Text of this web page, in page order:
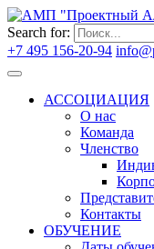
Search for:
+7 495 156-20-94
АССОЦИАЦИЯ
О нас
Команда
Членство
Контакты
ОБУЧЕНИЕ